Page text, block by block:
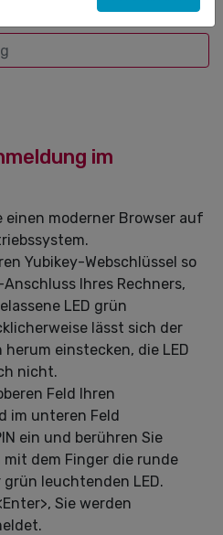
im
einen moderner Browser auf
Yubikey-Webschlüssel so
Ihres Rechners,
LED grün
lässt sich der
einstecken, die LED
nicht.
Feld Ihren
im unteren Feld
ein und berühren Sie
dem Finger die runde
leuchtenden LED.
Sie werden